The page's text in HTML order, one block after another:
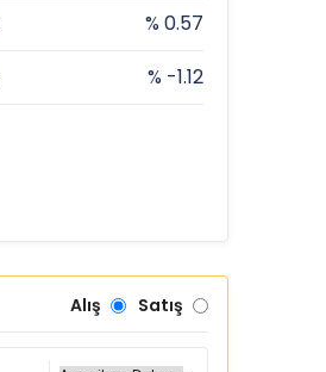
% 0.57
% -1.12
Alış Satış